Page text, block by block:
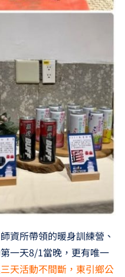
資所帶領的暖身訓練營、
一天8/1當晚，更有唯一
天活動不間斷，東引鄉公